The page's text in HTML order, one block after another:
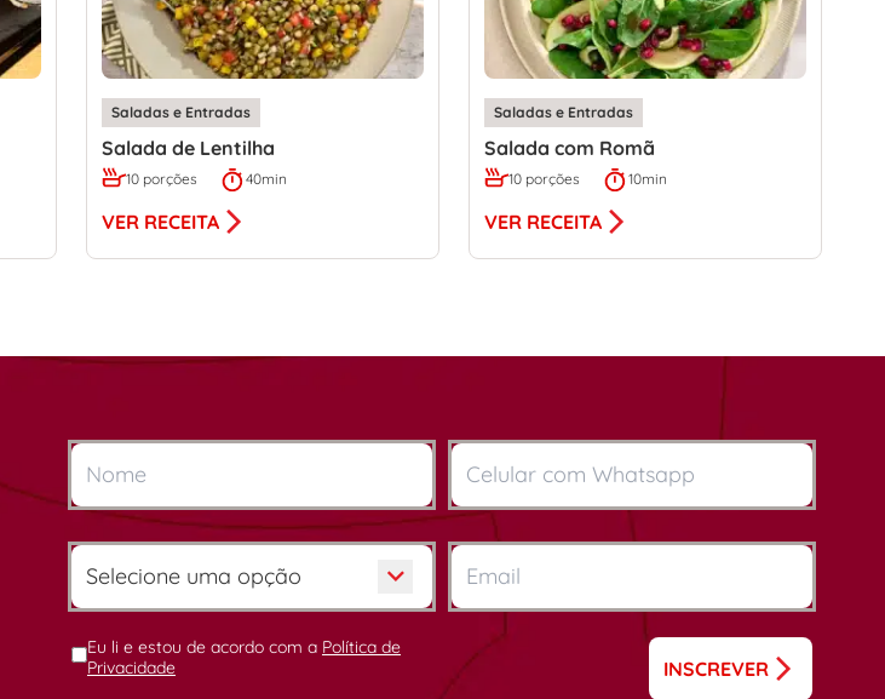
Saladas e Entradas
Salada de Lentilha
10 porções 40min
VER RECEITA
Saladas e Entradas
Salada com Romã
10 porções 10min
VER RECEITA
Eu li e estou de acordo com a Política de
Privacidade
INSCREVER